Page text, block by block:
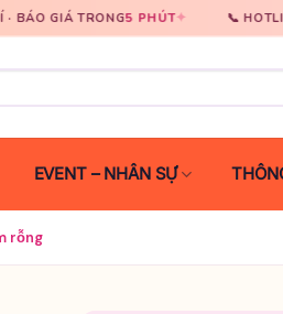
5 PHÚT✦ 📞 HOTLINE 0931 929
EVENT – NHÂN SỰ
rỗng